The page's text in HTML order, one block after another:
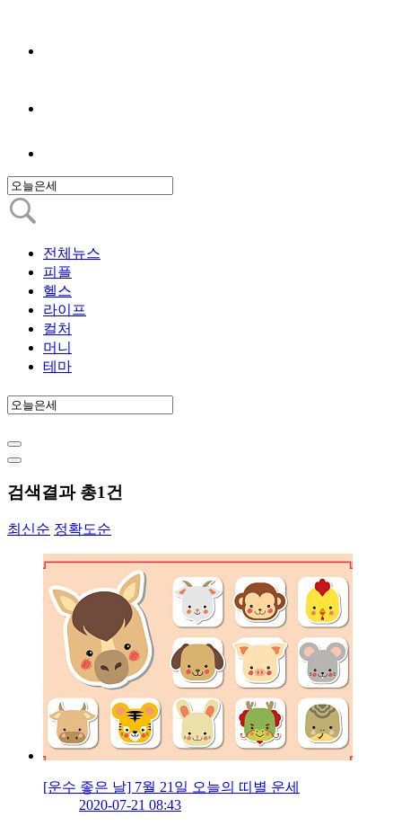
전체뉴스
피플
헬스
라이프
컬처
머니
테마
검색결과 총1건
최신순 정확도순
[운수 좋은 날] 7월 21일 오늘의 띠별 운세
2020-07-21 08:43